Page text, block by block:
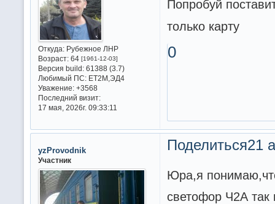
Откуда:Рубежное ЛНР
Возраст:64 [1961-12-03]
Версия build:61388 (3.7)
Любимый ПС:ET2M,ЭД4
Уважение: +3568
Последний визит:
17 мая, 2026г. 09:33:11
Попробуй
только карту
0
Поделиться21
yzProvodnik
Участник
Юра,я
светофор Ч2А так